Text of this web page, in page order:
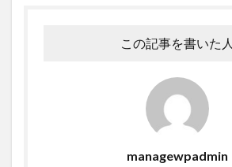
この記事を書いた人
managewpadmin